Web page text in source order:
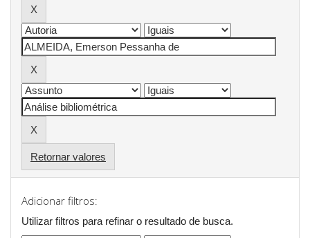
Retornar valores
Adicionar filtros:
Utilizar filtros para refinar o resultado de busca.